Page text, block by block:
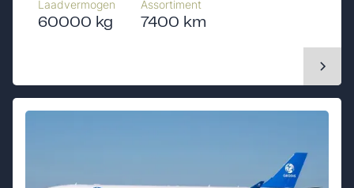
Laadvermogen
60000 kg
Assortiment
7400 km